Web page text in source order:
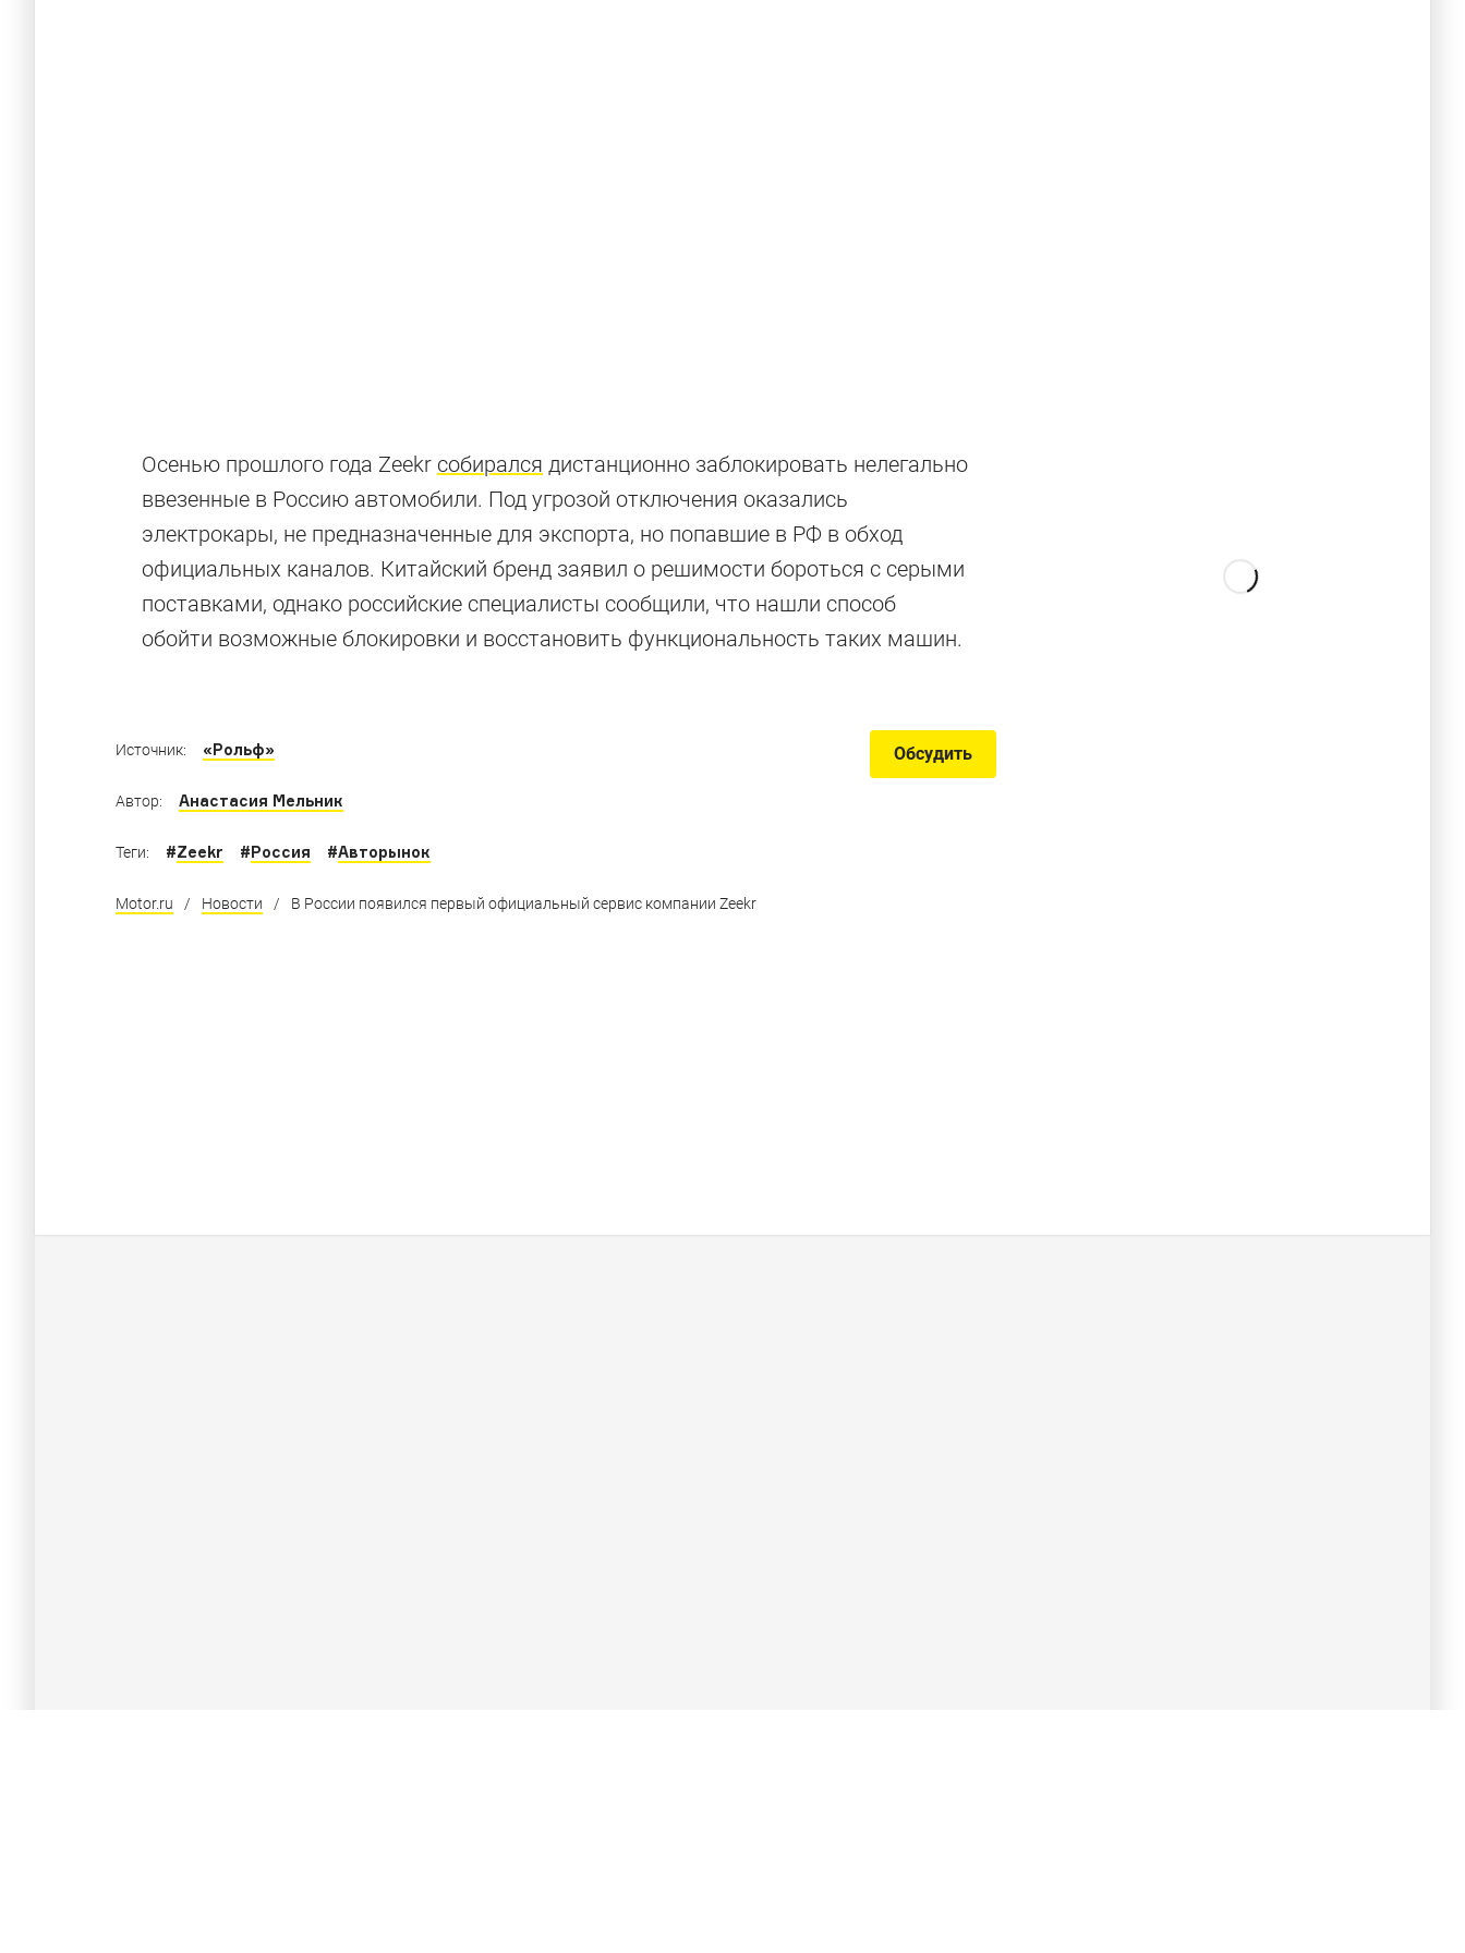
Осенью прошлого года Zeekr собирался дистанционно заблокировать нелегально
ввезенные в Россию автомобили. Под угрозой отключения оказались
электрокары, не предназначенные для экспорта, но попавшие в РФ в обход
официальных каналов. Китайский бренд заявил о решимости бороться с серыми
поставками, однако российские специалисты сообщили, что нашли способ
обойти возможные блокировки и восстановить функциональность таких машин.
Новинки из Китая
Самые свежие модели из КНР, которые могут добраться до нас
Обсудить
Источник: «Рольф»
Автор: Анастасия Мельник
Теги: #Zeekr #Россия #Авторынок
Motor.ru / Новости / В России появился первый официальный сервис компании Zeekr